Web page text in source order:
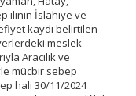
ilinin İslahiye ve
kaydı belirtilen
meslek
Aracılık ve
mücbir sebep
hali 30/11/2024